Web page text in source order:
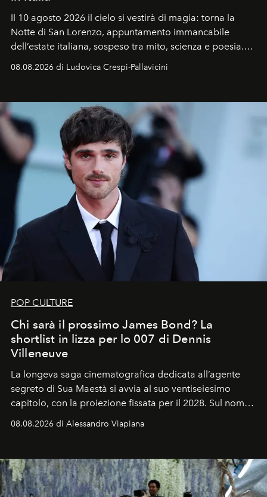
Il 10 agosto 2026 il cielo si vestirà di magia: torna la
Notte di San Lorenzo, appuntamento immancabile
dell’estate italiana, sospeso tra mito, scienza e poesia.
Sarà il momento in cui gli occhi si alzano verso la volta
celeste per seguire il passaggio delle
all’universo i desideri più segreti
08.08.2026 di Ludovica Crespi-Pallavicini
POP CULTURE
Chi sarà il prossimo James Bond? La
shortlist in lizza per lo 007 di Dennis
Villeneuve
La longeva saga cinematografica dedicata all’agente
segreto di Sua Maestà si avvia al suo ventiseiesimo
capitolo, con la proiezione fissata per il 2028. Sul nome
dell’attore chiamato a raccogliere l’eredità di Daniel
Craig, però, regna ancora il più assoluto riserbo.
08.08.2026 di Alessandro Viapiana